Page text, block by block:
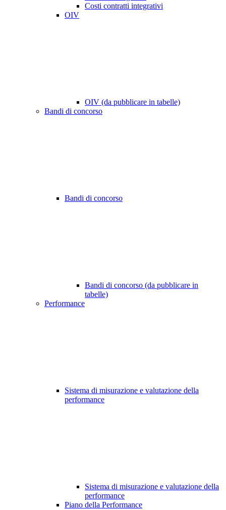
Costi contratti integrativi
OIV
OIV (da pubblicare in tabelle)
Bandi di concorso
Bandi di concorso
Bandi di concorso (da pubblicare in
tabelle)
Performance
Sistema di misurazione e valutazione della
performance
Sistema di misurazione e valutazione della
performance
Piano della Performance